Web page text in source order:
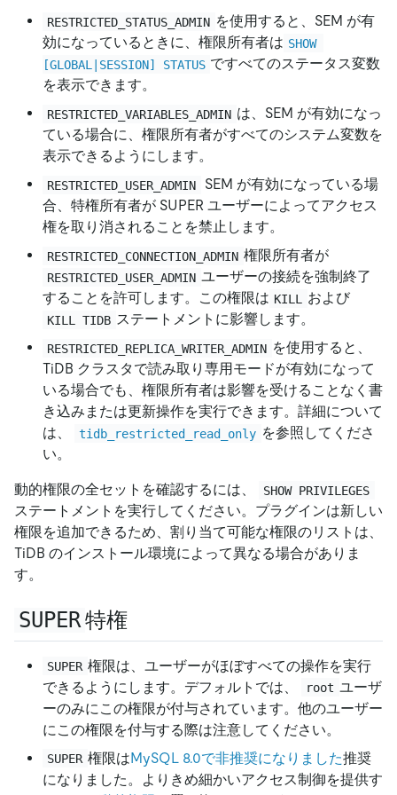
RESTRICTED_STATUS_ADMIN を使用すると、SEM が有
効になっているときに、権限所有者は SHOW
[GLOBAL|SESSION] STATUS ですべてのステータス変数
を表示できます。
RESTRICTED_VARIABLES_ADMIN は、SEM が有効になっ
ている場合に、権限所有者がすべてのシステム変数を
表示できるようにします。
RESTRICTED_USER_ADMIN
SEM が有効になっている場
合、特権所有者が SUPER ユーザーによってアクセス
権を取り消されることを禁止します。
RESTRICTED_CONNECTION_ADMIN 権限所有者が
RESTRICTED_USER_ADMIN ユーザーの接続を強制終了
することを許可します。この権限は KILL および
KILL TIDB ステートメントに影響します。
RESTRICTED_REPLICA_WRITER_ADMIN を使用すると、
TiDB クラスタで読み取り専用モードが有効になって
いる場合でも、権限所有者は影響を受けることなく書
き込みまたは更新操作を実行できます。詳細について
は、
tidb_restricted_read_only を参照してくださ
い。
動的権限の全セットを確認するには、 SHOW PRIVILEGES
ステートメントを実行してください。プラグインは新しい
権限を追加できるため、割り当て可能な権限のリストは、
TiDB のインストール環境によって異なる場合がありま
す。
SUPER特権
SUPER 権限は、ユーザーがほぼすべての操作を実行
できるようにします。デフォルトでは、
root ユーザ
ーのみにこの権限が付与されています。他のユーザー
にこの権限を付与する際は注意してください。
SUPER 権限はMySQL 8.0で非推奨になりました推奨
になりました。よりきめ細かいアクセス制御を提供す